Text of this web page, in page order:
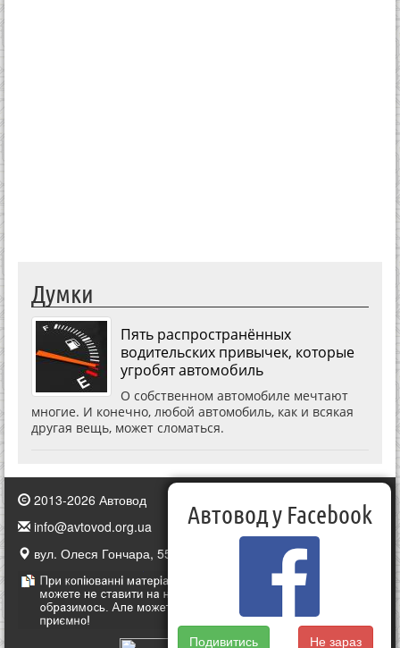
Думки
Пять распространённых
водительских привычек, которые
угробят автомобиль
О собственном автомобиле мечтают
многие. И конечно, любой автомобиль, как и всякая
другая вещь, может сломаться.
2013-2026 Автовод
info@avtovod.org.ua
вул. Олеся Гончара, 55, Київ, Україна
Автовод у Facebook
Подивитись Не зараз